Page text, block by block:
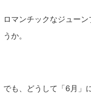
ロマンチックなジュー
うか。
でも、どうして「6月」